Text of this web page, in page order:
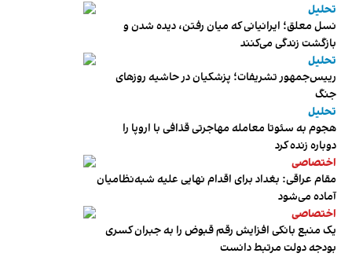
تحلیل
نسل معلق؛ ایرانیانی که میان رفتن، دیده شدن و
بازگشت زندگی می‌کنند
تحلیل
رییس‌جمهور تشریفات؛ پزشکیان در حاشیه روزهای
جنگ
تحلیل
هجوم به سئوتا معامله مهاجرتی قذافی با اروپا را
دوباره زنده کرد
اختصاصی
مقام عراقی: بغداد برای اقدام نهایی علیه شبه‌نظامیان
آماده می‌شود
اختصاصی
یک منبع بانکی افزایش رقم قبوض را به جبران کسری
بودجه دولت مرتبط دانست